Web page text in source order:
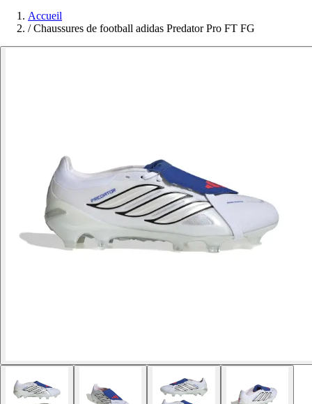
Accueil
/ Chaussures de football adidas Predator Pro FT FG